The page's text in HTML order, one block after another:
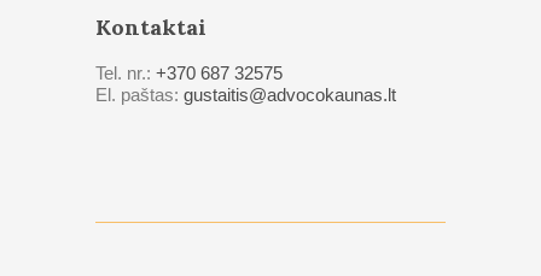
Kontaktai
Tel. nr.: +370 687 32575
El. paštas: gustaitis@advocokaunas.lt